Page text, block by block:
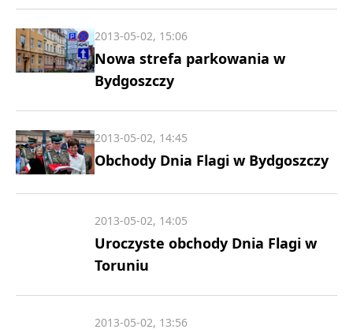
Nowa strefa parkowania w
Bydgoszczy
2013-05-02, 15:06
Obchody Dnia Flagi w Bydgoszczy
2013-05-02, 14:45
Uroczyste obchody Dnia Flagi w
Toruniu
2013-05-02, 14:05
2013-05-02, 13:56